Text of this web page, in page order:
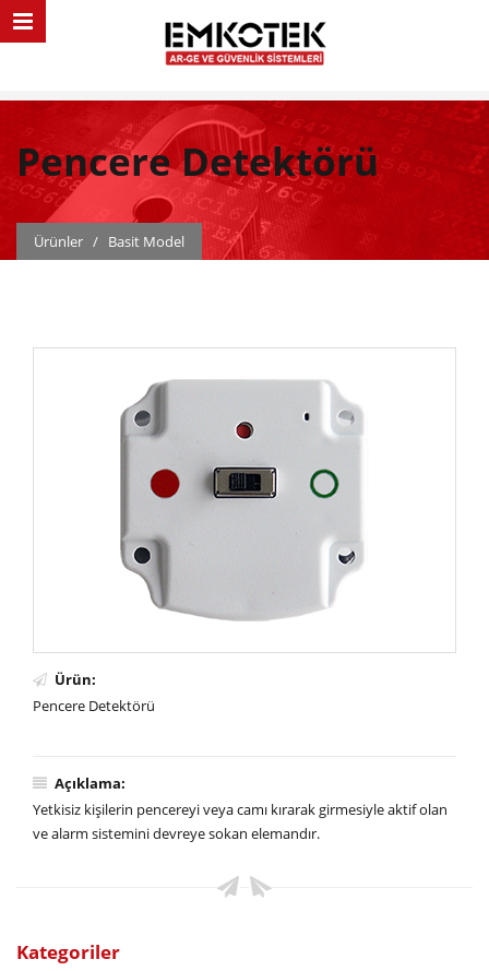
Pencere Detektörü
Ürünler / Basit Model
Ürün:
Pencere Detektörü
Açıklama:
Yetkisiz kişilerin pencereyi veya camı kırarak girmesiyle aktif olan
ve alarm sistemini devreye sokan elemandır.
Kategoriler